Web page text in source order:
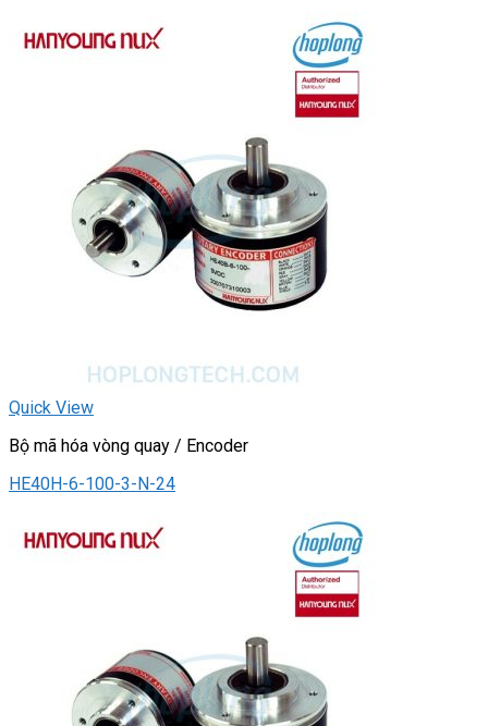
Quick View
Bộ mã hóa vòng quay / Encoder
HE40H-6-100-3-N-24